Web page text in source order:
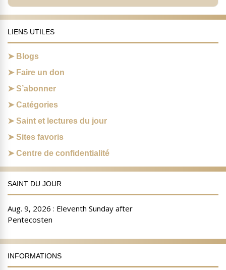
LIENS UTILES
Blogs
Faire un don
S’abonner
Catégories
Saint et lectures du jour
Sites favoris
Centre de confidentialité
SAINT DU JOUR
INFORMATIONS